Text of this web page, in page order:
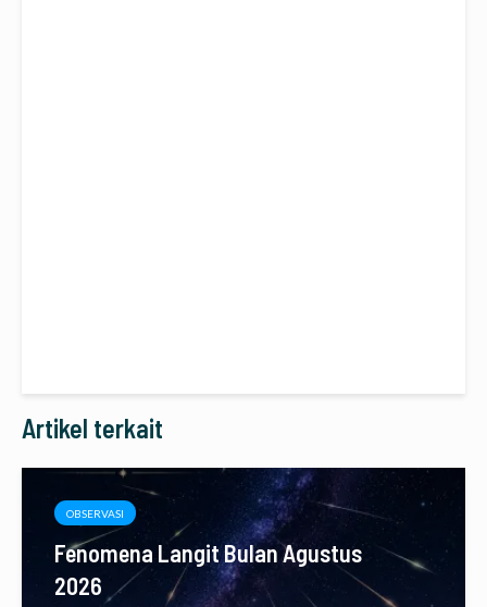
Artikel terkait
OBSERVASI
Fenomena Langit Bulan Agustus
2026